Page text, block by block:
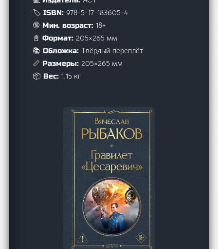
🏷️ ISBN:978-5-17-183605-4
🔞 Мин. возраст:18+
📓 Формат:205×265 мм
📚 Обложка:Твёрдый переплёт
📏 Размеры:205×265 мм
📦 Вес:1.15 кг